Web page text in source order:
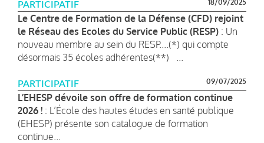
PARTICIPATIF 18/09/2025
Le Centre de Formation de la Défense (CFD) rejoint
le Réseau des Ecoles du Service Public (RESP) : Un
nouveau membre au sein du RESP....(*) qui compte
désormais 35 écoles adhérentes(**) ...
PARTICIPATIF 09/07/2025
L’EHESP dévoile son offre de formation continue
2026 ! : L’École des hautes études en santé publique
(EHESP) présente son catalogue de formation
continue...